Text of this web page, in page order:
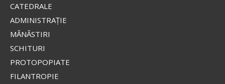
CATEDRALE
ADMINISTRAŢIE
MĂNĂSTIRI
SCHITURI
PROTOPOPIATE
FILANTROPIE